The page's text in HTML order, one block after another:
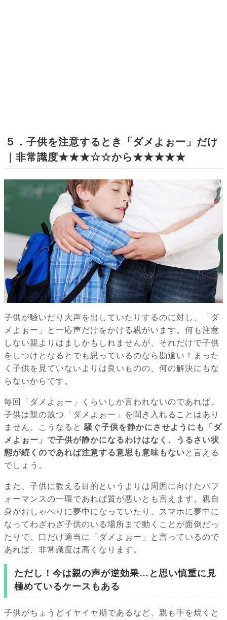
５．子供を注意するとき「ダメよぉー」だけ
｜非常識度★★★☆☆から★★★★★
子供が騒いだり大声を出していたりするのに対し、「ダ
メよぉー」と一応声だけをかける親がいます。何も注意
しない親よりはましかもしれませんが、それだけで子供
をしつけとなるとでも思っているのなら勘違い！まった
く子供を見ていないよりは良いものの、何の解決にもな
らないからです。
毎回「ダメよぉー」くらいしか言われないのであれば、
子供は親の放つ「ダメよぉー」を聞き入れることはあり
ません。こうなると 騒ぐ子供を静かにさせようにも「ダ
メよぉー」で子供が静かになるわけはなく、うるさい状
態が続くのであれば注意する意思も意味もないと言える
でしょう。
また、子供に教える目的というよりは周囲に向けたパフ
ォーマンスの一環であれば質が悪いとも言えます。親自
身がおしゃべりに夢中になっていたり、スマホに夢中に
なってわざわざ子供のいる場所まで動くことが面倒だっ
たりで、口だけ適当に「ダメよぉー」と言っているので
あれば、非常識度は高くなります。
ただし！今は親の声が逆効果…と思い慎重に見
極めているケースもある
子供がちょうどイヤイヤ期であるなど、親も手を焼くと